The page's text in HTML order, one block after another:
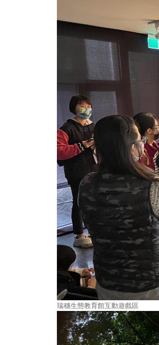
瑞穗生態教育館互動遊戲區